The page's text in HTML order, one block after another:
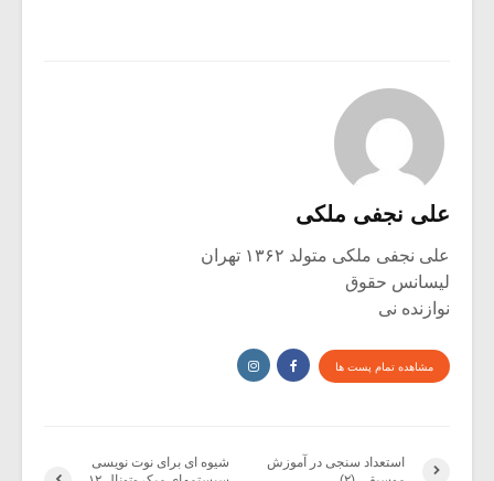
علی نجفی ملکی
علی نجفی ملکی متولد ۱۳۶۲ تهران
لیسانس حقوق
نوازنده نی
مشاهده تمام پست ها
شیوه ای برای نوت نویسی
استعداد سنجی در آموزش